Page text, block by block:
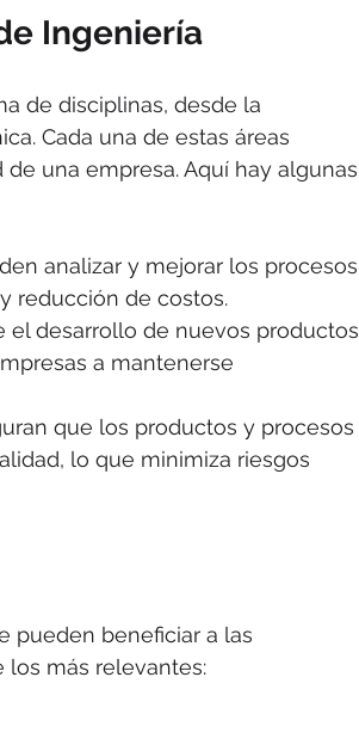
Ingeniería
de disciplinas, desde la
Cada una de estas áreas
una empresa. Aquí hay algunas
analizar y mejorar los procesos
reducción de costos.
el desarrollo de nuevos productos
a mantenerse
que los productos y procesos
lo que minimiza riesgos
pueden beneficiar a las
los más relevantes: